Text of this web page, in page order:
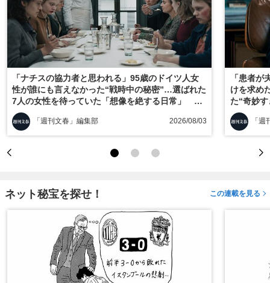
「ナチスの協力者と思われる」95歳のドイツ人女
性が誰にも言えなかった“戦時中の秘密”…選ばれた
7人の女性を待っていた「想像を絶する日常」
『ヒトラーの毒見役』を採点！
「週刊文春」編集部 2026/08/03
「患者が
けを求め
た“奇妙
ス』を採
「
ネット秘宝を探せ！ この連載を見る